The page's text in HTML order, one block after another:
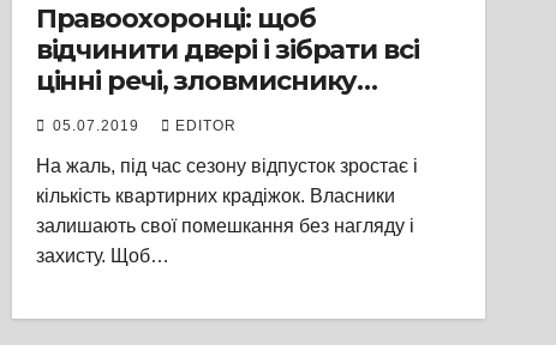
Правоохоронці: щоб
відчинити двері і зібрати всі
цінні речі, зловмиснику
потрібно від 5 до 10 хвилин
05.07.2019 EDITOR
На жаль, під час сезону відпусток зростає і
кількість квартирних крадіжок. Власники
залишають свої помешкання без нагляду і
захисту. Щоб…